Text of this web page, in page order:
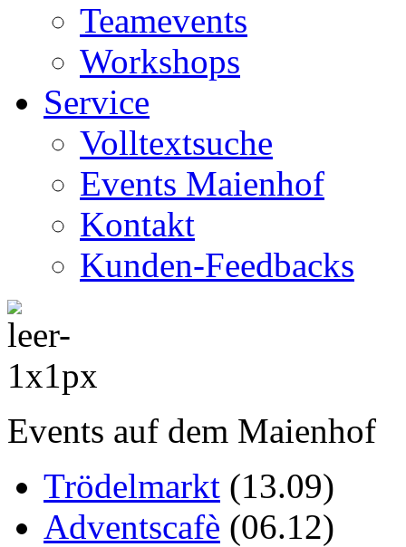
Teamevents
Workshops
Service
Volltextsuche
Events Maienhof
Kontakt
Kunden-Feedbacks
Events auf dem Maienhof
Trödelmarkt (13.09)
Adventscafè (06.12)